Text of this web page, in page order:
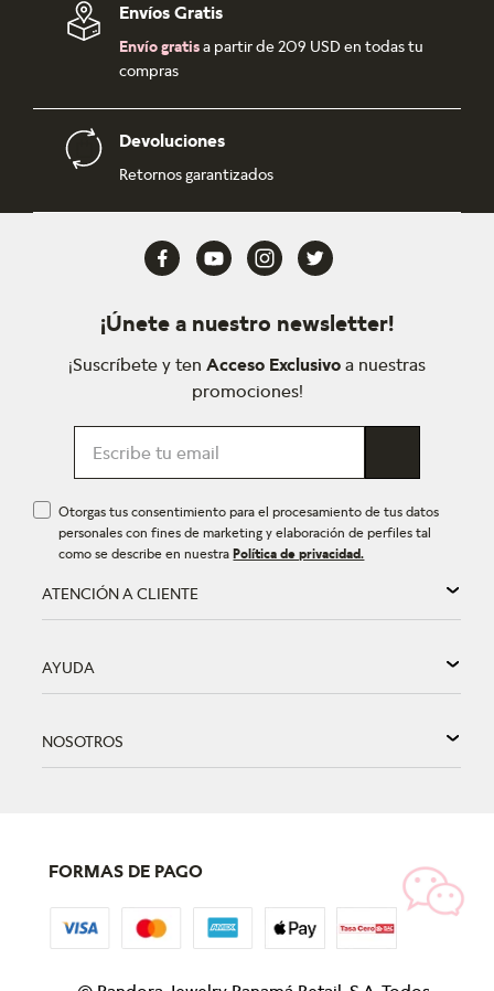
Envíos Gratis
Envío gratisa partir de 209 USD en todas tu
compras
Devoluciones
Retornos garantizados
¡Únete a nuestro newsletter!
¡Suscríbete y ten Acceso Exclusivo a nuestras
promociones!
Otorgas tus consentimiento para el procesamiento de tus datos
personales con fines de marketing y elaboración de perfiles tal
como se describe en nuestraPolítica de privacidad.
ATENCIÓN A CLIENTE
AYUDA
NOSOTROS
FORMAS DE PAGO